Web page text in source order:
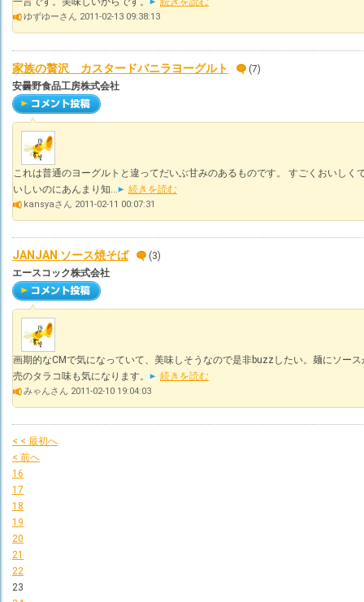
ゆずゆーさん 2011-02-13 09:38:13
家族の贅沢 カスタードバニラヨーグルト
(7)
安曇野食品工房株式会社
これは普通のヨーグルトと違ってだいぶ甘みのあるものです。 すごくおいしく
いしいのにあんまり知...
続きを読む
kansyaさん 2011-02-11 00:07:31
JANJAN ソース焼そば
(3)
エースコック株式会社
画期的なCMで気になっていて、美味しそうなので是非buzzしたい。麺にソー
売のタラコ味も気になります。
続きを読む
みゃんさん 2011-02-10 19:04:03
< < 最初へ
< 前へ
16
17
18
19
20
21
22
23